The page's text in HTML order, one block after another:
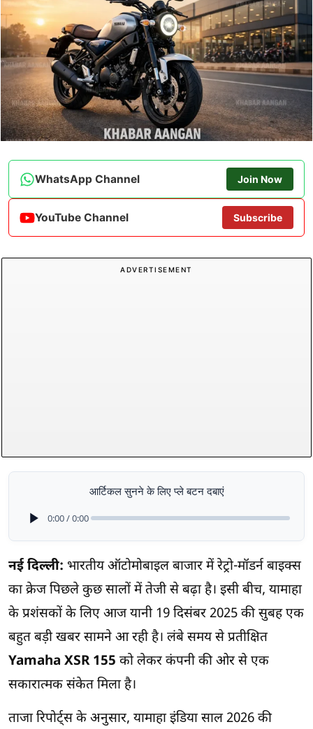
WhatsApp Channel Join Now
YouTube Channel Subscribe
ADVERTISEMENT
आर्टिकल सुनने के लिए प्ले बटन दबाएं
0:00 / 0:00
नई दिल्ली: भारतीय ऑटोमोबाइल बाजार में रेट्रो-मॉडर्न बाइक्स
का क्रेज पिछले कुछ सालों में तेजी से बढ़ा है। इसी बीच, यामाहा
के प्रशंसकों के लिए आज यानी 19 दिसंबर 2025 की सुबह एक
बहुत बड़ी खबर सामने आ रही है। लंबे समय से प्रतीक्षित
Yamaha XSR 155 को लेकर कंपनी की ओर से एक
सकारात्मक संकेत मिला है।
ताजा रिपोर्ट्स के अनुसार, यामाहा इंडिया साल 2026 की